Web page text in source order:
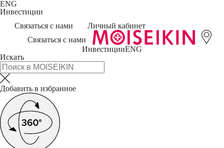
ENG
Инвестиции
Связаться с нами
Личный кабинет
Связаться с нами
ИнвестицииENG
Искать
Добавить в избранное